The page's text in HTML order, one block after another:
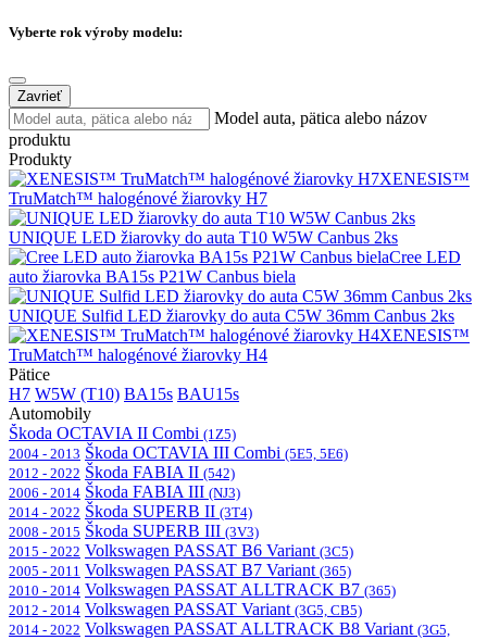
Vyberte rok výroby modelu:
Zavrieť
Model auta, pätica alebo názov
produktu
Produkty
XENESIS™
TruMatch™ halogénové žiarovky H7
UNIQUE LED žiarovky do auta T10 W5W Canbus 2ks
Cree LED
auto žiarovka BA15s P21W Canbus biela
UNIQUE Sulfid LED žiarovky do auta C5W 36mm Canbus 2ks
XENESIS™
TruMatch™ halogénové žiarovky H4
Pätice
H7 W5W (T10) BA15s BAU15s
Automobily
Škoda OCTAVIA II Combi (1Z5)
2004 - 2013 Škoda OCTAVIA III Combi (5E5, 5E6)
2012 - 2022 Škoda FABIA II (542)
2006 - 2014 Škoda FABIA III (NJ3)
2014 - 2022 Škoda SUPERB II (3T4)
2008 - 2015 Škoda SUPERB III (3V3)
2015 - 2022 Volkswagen PASSAT B6 Variant (3C5)
2005 - 2011 Volkswagen PASSAT B7 Variant (365)
2010 - 2014 Volkswagen PASSAT ALLTRACK B7 (365)
2012 - 2014 Volkswagen PASSAT Variant (3G5, CB5)
2014 - 2022 Volkswagen PASSAT ALLTRACK B8 Variant (3G5,